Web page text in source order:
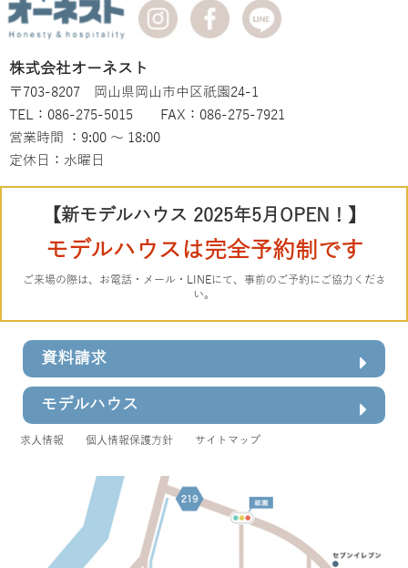
株式会社オーネスト
〒703-8207 岡山県岡山市中区祇園24-1
TEL：086-275-5015 FAX：086-275-7921
営業時間 ：9:00 ～ 18:00
定休日：水曜日
【新モデルハウス 2025年5月OPEN！】
モデルハウスは完全予約制です
ご来場の際は、お電話・メール・LINEにて、事前のご予約にご協力くださ
い。
資料請求
モデルハウス
求人情報 個人情報保護方針 サイトマップ